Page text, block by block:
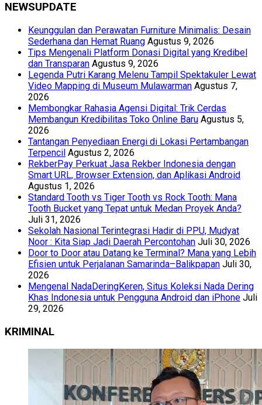
NEWSUPDATE
Keunggulan dan Perawatan Furniture Minimalis: Desain
Sederhana dan Hemat Ruang Agustus 9, 2026
Tips Mengenali Platform Donasi Digital yang Kredibel
dan Transparan Agustus 9, 2026
Legenda Putri Karang Melenu Tampil Spektakuler Lewat
Video Mapping di Museum Mulawarman Agustus 7,
2026
Membongkar Rahasia Agensi Digital: Trik Cerdas
Membangun Kredibilitas Toko Online Baru Agustus 5,
2026
Tantangan Penyediaan Energi di Lokasi Pertambangan
Terpencil Agustus 2, 2026
RekberPay Perkuat Jasa Rekber Indonesia dengan
Smart URL, Browser Extension, dan Aplikasi Android
Agustus 1, 2026
Standard Tooth vs Tiger Tooth vs Rock Tooth: Mana
Tooth Bucket yang Tepat untuk Medan Proyek Anda?
Juli 31, 2026
Sekolah Nasional Terintegrasi Hadir di PPU, Mudyat
Noor : Kita Siap Jadi Daerah Percontohan Juli 30, 2026
Door to Door atau Datang ke Terminal? Mana yang Lebih
Efisien untuk Perjalanan Samarinda–Balikpapan Juli 30,
2026
Mengenal NadaDeringKeren, Situs Koleksi Nada Dering
Khas Indonesia untuk Pengguna Android dan iPhone Juli
29, 2026
KRIMINAL